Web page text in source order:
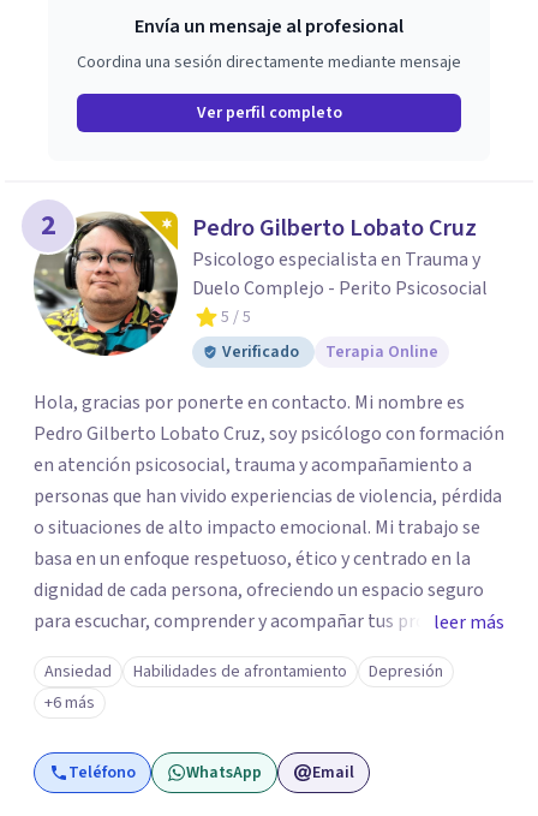
Envía un mensaje al profesional
Coordina una sesión directamente mediante mensaje
Ver perfil completo
2 Pedro Gilberto Lobato Cruz
Psicologo especialista en Trauma y
Duelo Complejo - Perito Psicosocial
5 / 5
Verificado
Terapia Online
Hola, gracias por ponerte en contacto. Mi nombre es
Pedro Gilberto Lobato Cruz, soy psicólogo con formación
en atención psicosocial, trauma y acompañamiento a
personas que han vivido experiencias de violencia, pérdida
o situaciones de alto impacto emocional. Mi trabajo se
basa en un enfoque respetuoso, ético y centrado en la
dignidad de cada persona, ofreciendo un espacio seguro
para escuchar, comprender y acompañar tus procesos
emocionales a tu propio ritmo. Creo firmemente en la
importancia de construir juntos herramientas que
fortalezcan el bienestar, la autonomía y el sentido de
vida. Será un gusto acompañarte en este proceso. Quedo
atento para resolver cualquier duda y acordar una cita. Un
leer más
Ansiedad Habilidades de afrontamiento
Depresión
+6 más
Teléfono WhatsApp Email